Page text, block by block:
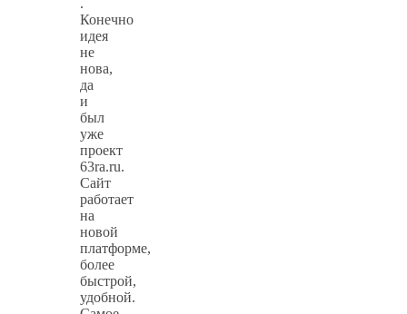
.
Конечно
идея
не
нова,
да
и
был
уже
проект
63ra.ru.
Сайт
работает
на
новой
платформе,
более
быстрой,
удобной.